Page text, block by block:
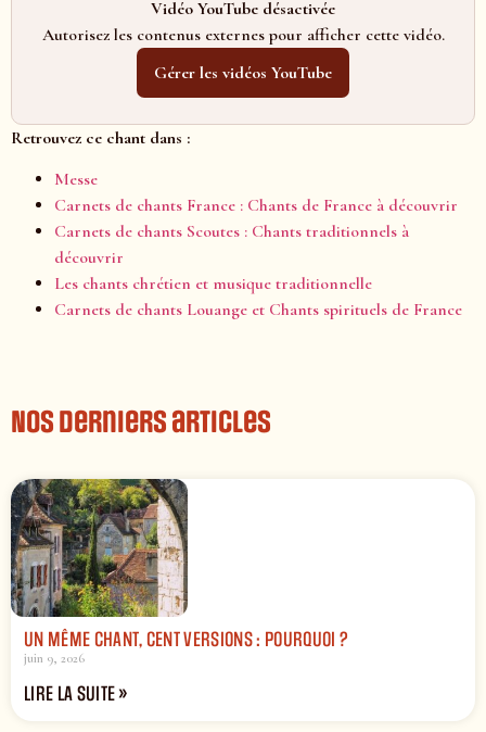
Vidéo YouTube désactivée
Autorisez les contenus externes pour afficher cette vidéo.
Gérer les vidéos YouTube
Retrouvez ce chant dans :
Messe
Carnets de chants France : Chants de France à découvrir
Carnets de chants Scoutes : Chants traditionnels à
découvrir
Les chants chrétien et musique traditionnelle
Carnets de chants Louange et Chants spirituels de France
Nos derniers articles
UN MÊME CHANT, CENT VERSIONS : POURQUOI ?
juin 9, 2026
LIRE LA SUITE »